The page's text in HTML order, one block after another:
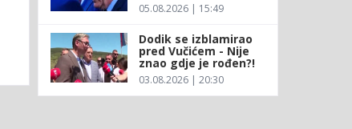
05.08.2026 | 15:49
Dodik se izblamirao
pred Vučićem - Nije
znao gdje je rođen?!
03.08.2026 | 20:30